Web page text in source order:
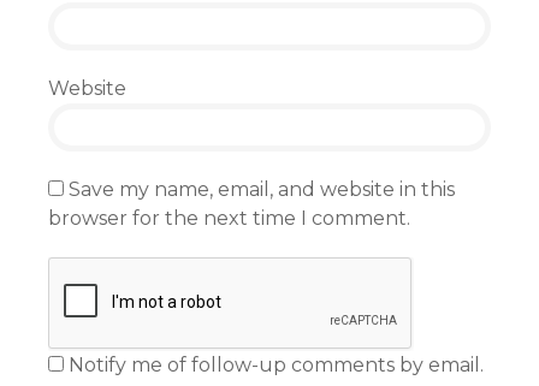
Website
Save my name, email, and website in this
browser for the next time I comment.
Notify me of follow-up comments by email.